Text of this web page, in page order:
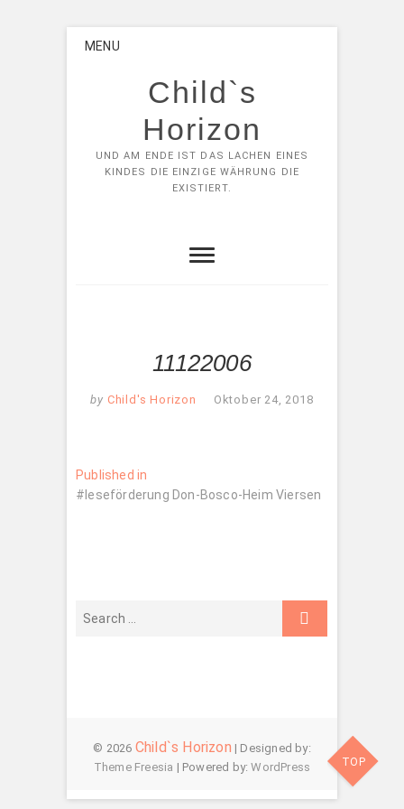
MENU
Child`s
Horizon
UND AM ENDE IST DAS LACHEN EINES
KINDES DIE EINZIGE WÄHRUNG DIE
EXISTIERT.
11122006
by Child's Horizon Oktober 24, 2018
Beitragsnavigation
Published in
#leseförderung Don-Bosco-Heim Viersen
© 2026 Child`s Horizon | Designed by:
Theme Freesia | Powered by:WordPress TOP